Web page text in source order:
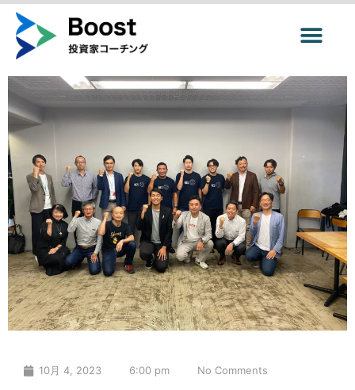
10月 4, 2023 6:00 pm No Comments